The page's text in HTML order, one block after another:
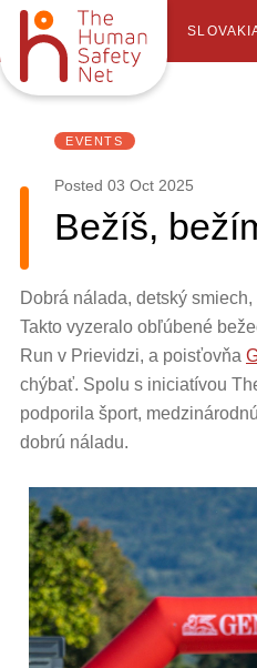
EVENTS
Posted 03 Oct 2025
Bežíš,
Dobrá nálada, detský
Takto vyzeralo obľúbené
Run v Prievidzi, a poisťovňa
chýbať. Spolu s iniciatívou
podporila šport,
dobrú náladu.